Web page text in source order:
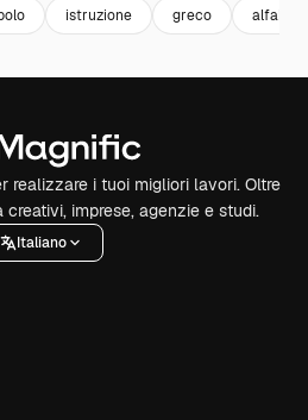
istruzione greco alfabeto
realizzare i tuoi migliori lavori. Oltre
creativi, imprese, agenzie e studi.
Italiano